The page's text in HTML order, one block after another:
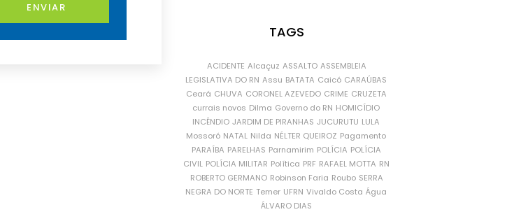
ENVIAR
TAGS
ACIDENTE Alcaçuz ASSALTO ASSEMBLEIA
LEGISLATIVA DO RN Assu BATATA Caicó CARAÚBAS
Ceará CHUVA CORONEL AZEVEDO CRIME CRUZETA
currais novos Dilma Governo do RN HOMICÍDIO
INCÊNDIO JARDIM DE PIRANHAS JUCURUTU LULA
Mossoró NATAL Nilda NÉLTER QUEIROZ Pagamento
PARAÍBA PARELHAS Parnamirim POLÍCIA POLÍCIA
CIVIL POLÍCIA MILITAR Política PRF RAFAEL MOTTA RN
ROBERTO GERMANO Robinson Faria Roubo SERRA
NEGRA DO NORTE Temer UFRN Vivaldo Costa Água
ÁLVARO DIAS